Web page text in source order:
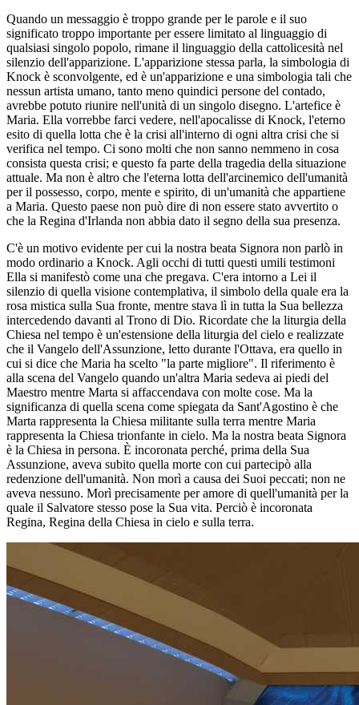
Quando un messaggio è troppo grande per le parole e il suo
significato troppo importante per essere limitato al linguaggio di
qualsiasi singolo popolo, rimane il linguaggio della cattolicesità nel
silenzio dell'apparizione. L'apparizione stessa parla, la simbologia di
Knock è sconvolgente, ed è un'apparizione e una simbologia tali che
nessun artista umano, tanto meno quindici persone del contado,
avrebbe potuto riunire nell'unità di un singolo disegno. L'artefice è
Maria. Ella vorrebbe farci vedere, nell'apocalisse di Knock, l'eterno
esito di quella lotta che è la crisi all'interno di ogni altra crisi che si
verifica nel tempo. Ci sono molti che non sanno nemmeno in cosa
consista questa crisi; e questo fa parte della tragedia della situazione
attuale. Ma non è altro che l'eterna lotta dell'arcinemico dell'umanità
per il possesso, corpo, mente e spirito, di un'umanità che appartiene
a Maria. Questo paese non può dire di non essere stato avvertito o
che la Regina d'Irlanda non abbia dato il segno della sua presenza.
C'è un motivo evidente per cui la nostra beata Signora non parlò in
modo ordinario a Knock. Agli occhi di tutti questi umili testimoni
Ella si manifestò come una che pregava. C'era intorno a Lei il
silenzio di quella visione contemplativa, il simbolo della quale era la
rosa mistica sulla Sua fronte, mentre stava lì in tutta la Sua bellezza
intercedendo davanti al Trono di Dio. Ricordate che la liturgia della
Chiesa nel tempo è un'estensione della liturgia del cielo e realizzate
che il Vangelo dell'Assunzione, letto durante l'Ottava, era quello in
cui si dice che Maria ha scelto "la parte migliore". Il riferimento è
alla scena del Vangelo quando un'altra Maria sedeva ai piedi del
Maestro mentre Marta si affaccendava con molte cose. Ma la
significanza di quella scena come spiegata da Sant'Agostino è che
Marta rappresenta la Chiesa militante sulla terra mentre Maria
rappresenta la Chiesa trionfante in cielo. Ma la nostra beata Signora
è la Chiesa in persona. È incoronata perché, prima della Sua
Assunzione, aveva subito quella morte con cui partecipò alla
redenzione dell'umanità. Non morì a causa dei Suoi peccati; non ne
aveva nessuno. Morì precisamente per amore di quell'umanità per la
quale il Salvatore stesso pose la Sua vita. Perciò è incoronata
Regina, Regina della Chiesa in cielo e sulla terra.